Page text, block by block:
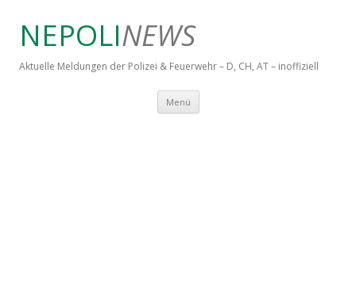
NEPOLINEWS
Aktuelle Meldungen der Polizei & Feuerwehr – D, CH, AT – inoffiziell
Menü Springe zum Inhalt